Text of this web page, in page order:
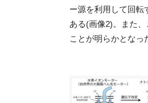
ー源を利用して回転
ある(画像2)。また
ことが明らかとなっ